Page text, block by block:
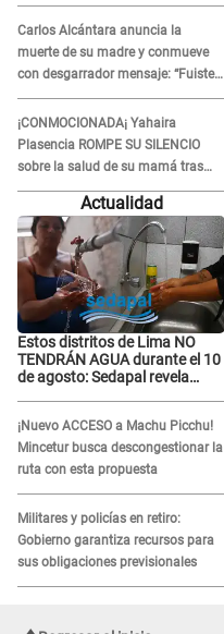
Carlos Alcántara anuncia la
muerte de su madre y conmueve
con desgarrador mensaje: “Fuiste
una gran mujer”
¡CONMOCIONADA¡ Yahaira
Plasencia ROMPE SU SILENCIO
sobre la salud de su mamá tras
APARECER en centro oncológico:
“La oración tiene poder”
Actualidad
Estos distritos de Lima NO
TENDRÁN AGUA durante el 10
de agosto: Sedapal revela
¡Nuevo ACCESO a Machu Picchu!
Mincetur busca descongestionar la
ruta con esta propuesta
Militares y policías en retiro:
Gobierno garantiza recursos para
sus obligaciones previsionales